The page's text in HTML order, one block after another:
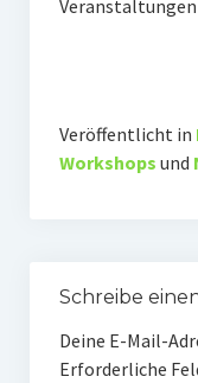
Veröffentlicht in
Workshops und
Schreibe
Deine E-Mail-
Erforderliche